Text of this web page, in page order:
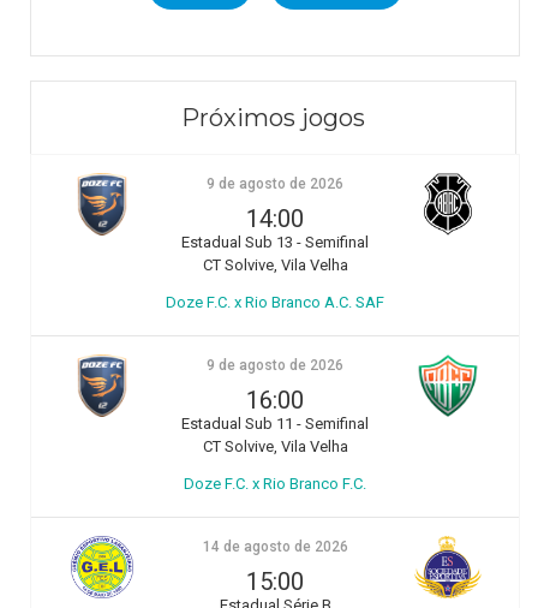
Próximos jogos
9 de agosto de 2026
14:00
Estadual Sub 13 - Semifinal
CT Solvive, Vila Velha
Doze F.C. x Rio Branco A.C. SAF
9 de agosto de 2026
16:00
Estadual Sub 11 - Semifinal
CT Solvive, Vila Velha
Doze F.C. x Rio Branco F.C.
14 de agosto de 2026
15:00